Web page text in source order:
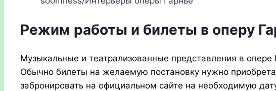
Режим работы и билеты в оперу
Музыкальные и театрализованные представления в опере
Обычно билеты на желаемую постановку нужно
забронировать на официальном сайте на необходимую